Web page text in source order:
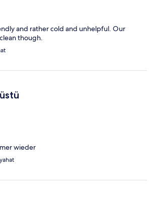
and rather cold and unhelpful. Our
though.
wieder